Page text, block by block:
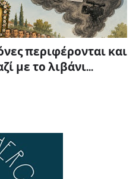
περιφέρονται και
με το λιβάνι...